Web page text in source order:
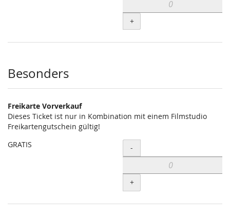
+
Besonders
Freikarte Vorverkauf
Dieses Ticket ist nur in Kombination mit einem Filmstudio
Freikartengutschein gültig!
GRATIS
Menge
-
+